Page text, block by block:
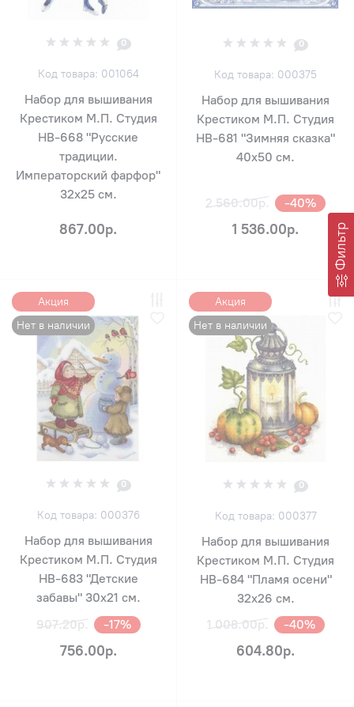
Фильтр
0
Код товара: 001064
Набор для вышивания
Крестиком М.П. Студия
НВ-668 "Русские
традиции.
Императорский фарфор"
32х25 см.
867.00р.
0
Код товара: 000375
Набор для вышивания
Крестиком М.П. Студия
НВ-681 "Зимняя сказка"
40х50 см.
2 560.00р. -40%
1 536.00р.
Акция
Нет в наличии
0
Код товара: 000376
Набор для вышивания
Крестиком М.П. Студия
НВ-683 "Детские
забавы" 30х21 см.
907.20р.
-17%
756.00р.
Акция
Нет в наличии
0
Код товара: 000377
Набор для вышивания
Крестиком М.П. Студия
НВ-684 "Пламя осени"
32х26 см.
1 008.00р.
-40%
604.80р.